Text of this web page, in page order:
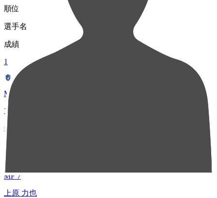
順位
選手名
成績
1
MF 10
マテウス ジェズス
68
2
MF 7
上原 力也